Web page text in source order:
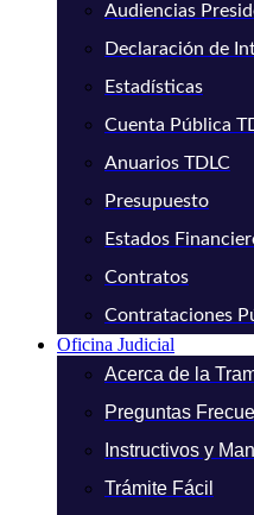
Audiencias
Declaración de
Estadísticas
Cuenta Pública
Anuarios TDLC
Presupuesto
Estados
Contratos
Contrataciones
Oficina Judicial
Acerca de la
Preguntas
Instructivos y
Trámite Fácil